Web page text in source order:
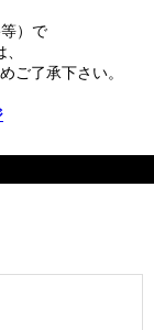
）で
ご了承下さい。